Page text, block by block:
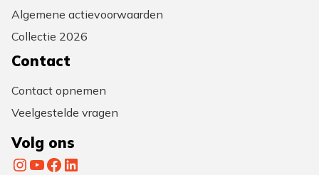
Algemene actievoorwaarden
Collectie 2026
Contact
Contact opnemen
Veelgestelde vragen
Volg ons
InstagramYouTube Facebook LinkedIn